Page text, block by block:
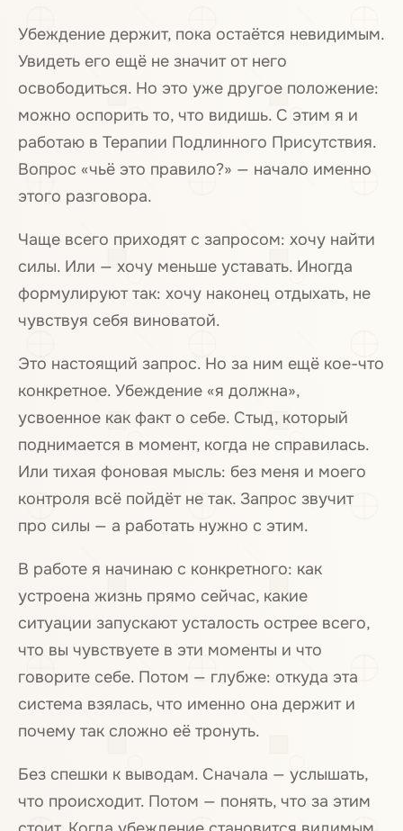
Убеждение держит, пока остаётся невидимым.
Увидеть его ещё не значит от него
освободиться. Но это уже другое положение:
можно оспорить то, что видишь. С этим я и
работаю в Терапии Подлинного Присутствия.
Вопрос «чьё это правило?» — начало именно
этого разговора.
Чаще всего приходят с запросом: хочу найти
силы. Или — хочу меньше уставать. Иногда
формулируют так: хочу наконец отдыхать, не
чувствуя себя виноватой.
Это настоящий запрос. Но за ним ещё кое-что
конкретное. Убеждение «я должна»,
усвоенное как факт о себе. Стыд, который
поднимается в момент, когда не справилась.
Или тихая фоновая мысль: без меня и моего
контроля всё пойдёт не так. Запрос звучит
про силы — а работать нужно с этим.
В работе я начинаю с конкретного: как
устроена жизнь прямо сейчас, какие
ситуации запускают усталость острее всего,
что вы чувствуете в эти моменты и что
говорите себе. Потом — глубже: откуда эта
система взялась, что именно она держит и
почему так сложно её тронуть.
Без спешки к выводам. Сначала — услышать,
что происходит. Потом — понять, что за этим